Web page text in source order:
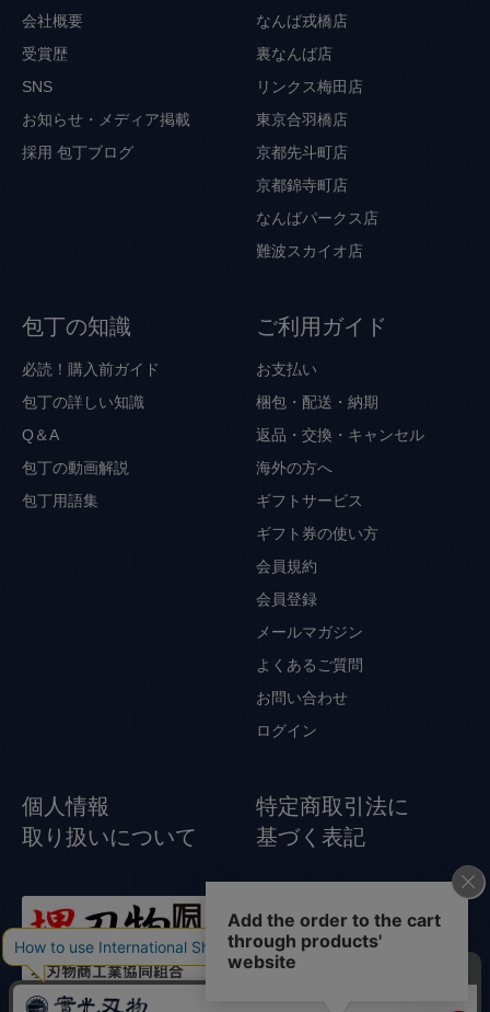
会社概要
受賞歴
SNS
お知らせ・メディア掲載
採用 包丁ブログ
なんば戎橋店
裏なんば店
リンクス梅田店
東京合羽橋店
京都先斗町店
京都錦寺町店
なんばパークス店
難波スカイオ店
包丁の知識
必読！購入前ガイド
包丁の詳しい知識
Q＆A
包丁の動画解説
包丁用語集
ご利用ガイド
お支払い
梱包・配送・納期
返品・交換・キャンセル
海外の方へ
ギフトサービス
ギフト券の使い方
会員規約
会員登録
メールマガジン
よくあるご質問
お問い合わせ
ログイン
個人情報
取り扱いについて
特定商取引法に
基づく表記